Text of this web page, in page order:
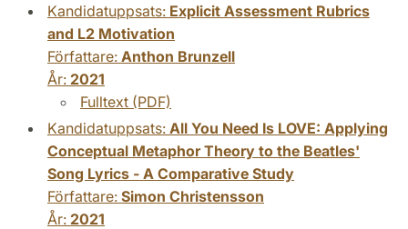
Kandidatuppsats: Explicit Assessment Rubrics
and L2 Motivation
Författare: Anthon Brunzell
År: 2021
Fulltext (PDF)
Kandidatuppsats: All You Need Is LOVE: Applying
Conceptual Metaphor Theory to the Beatles'
Song Lyrics - A Comparative Study
Författare: Simon Christensson
År: 2021